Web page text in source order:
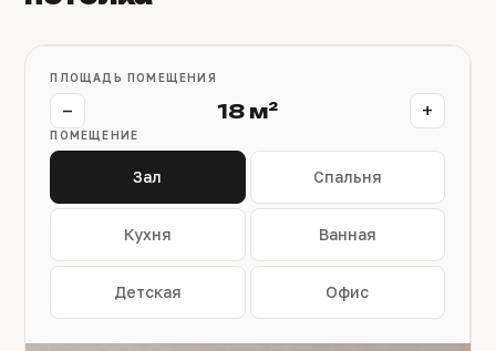
ПЛОЩАДЬ ПОМЕЩЕНИЯ
− 18 м² +
ПОМЕЩЕНИЕ
Зал Спальня
Кухня Ванная
Детская Офис